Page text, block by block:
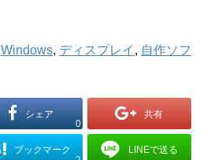
Windows, ディスプレイ , 自作ソフ
シェア
0
共有
ブックマーク
LINEで送る